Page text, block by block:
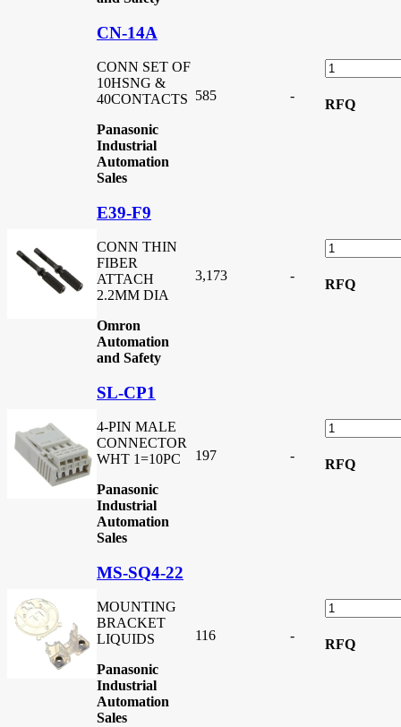
CN-14A
CONN SET OF
10HSNG &
40CONTACTS
Panasonic
Industrial
Automation
Sales
585 -
RFQ
E39-F9
CONN THIN
FIBER
ATTACH
2.2MM DIA
Omron
Automation
and Safety
3,173 -
RFQ
SL-CP1
4-PIN MALE
CONNECTOR
WHT 1=10PC
Panasonic
Industrial
Automation
Sales
197 -
RFQ
MS-SQ4-22
MOUNTING
BRACKET
LIQUIDS
Panasonic
Industrial
Automation
Sales
116 -
RFQ